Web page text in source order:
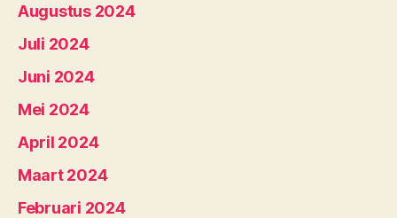
Augustus 2024
Juli 2024
Juni 2024
Mei 2024
April 2024
Maart 2024
Februari 2024